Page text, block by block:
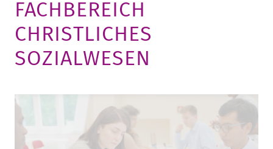
FACHBEREICH
CHRISTLICHES
SOZIALWESEN